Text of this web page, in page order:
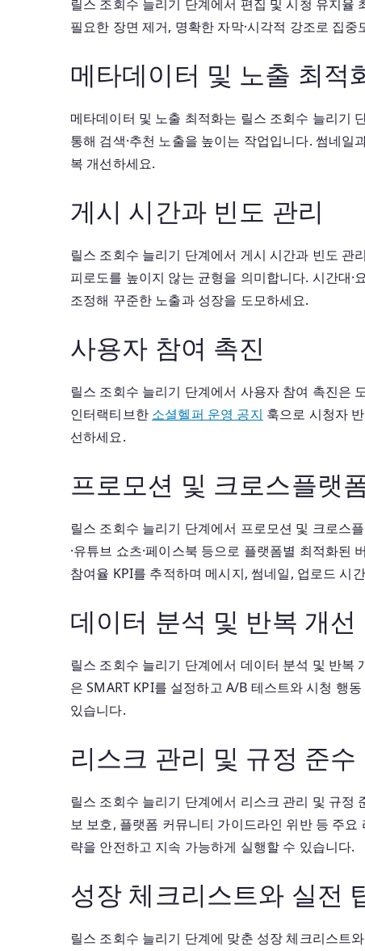
릴스 조회수 늘리기 단계에서 편집 및 시청 유지
필요한 장면 제거, 명확한 자막·시각적 강조로 집
메타데이터 및 노출 최적
메타데이터 및 노출 최적화는 릴스 조회수 늘리기
통해 검색·추천 노출을 높이는 작업입니다. 썸네
복 개선하세요.
게시 시간과 빈도 관리
릴스 조회수 늘리기 단계에서 게시 시간과 빈도
피로도를 높이지 않는 균형을 의미합니다. 시간대·
조정해 꾸준한 노출과 성장을 도모하세요.
사용자 참여 촉진
릴스 조회수 늘리기 단계에서 사용자 참여 촉진은
인터랙티브한 소셜헬퍼 운영 공지 훅으로 시청자
선하세요.
프로모션 및 크로스플랫
릴스 조회수 늘리기 단계에서 프로모션 및 크로스
·유튜브 쇼츠·페이스북 등으로 플랫폼별 최적화된
참여율 KPI를 추적하며 메시지, 썸네일, 업로드 시
데이터 분석 및 반복 개선
릴스 조회수 늘리기 단계에서 데이터 분석 및 반복
은 SMART KPI를 설정하고 A/B 테스트와 시청 행
있습니다.
리스크 관리 및 규정 준수
릴스 조회수 늘리기 단계에서 리스크 관리 및 규정
보 보호, 플랫폼 커뮤니티 가이드라인 위반 등 주
략을 안전하고 지속 가능하게 실행할 수 있습니다.
성장 체크리스트와 실전
릴스 조회수 늘리기 단계에 맞춘 성장 체크리스트